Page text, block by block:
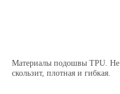
Материалы подошвы TPU. Не
скользит, плотная и гибкая.